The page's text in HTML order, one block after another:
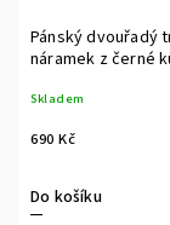
Pánský dvouřadý
náramek z černé
Skladem
690 Kč
Do košíku